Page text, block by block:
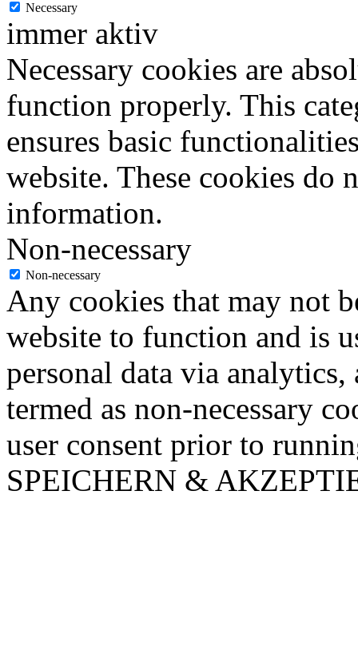
Necessary
immer aktiv
Necessary cookies are
function properly. This
ensures basic
website. These cookies do
information.
Non-necessary
Non-necessary
Any cookies that may not
website to function and is
personal data via analytics,
termed as non-necessary
user consent prior to
SPEICHERN &